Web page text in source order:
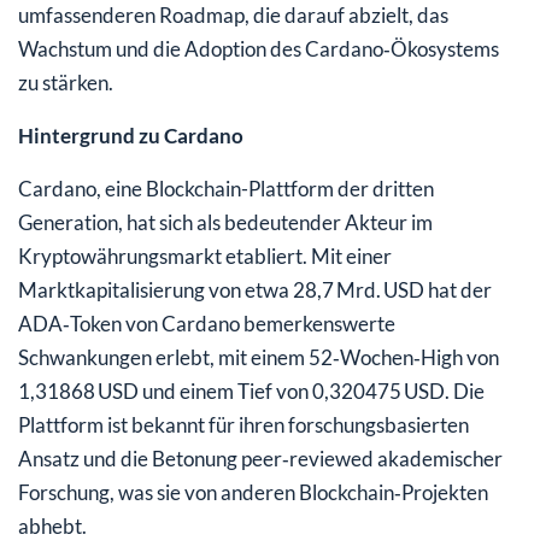
umfassenderen Roadmap, die darauf abzielt, das
Wachstum und die Adoption des Cardano‑Ökosystems
zu stärken.
Hintergrund zu Cardano
Cardano, eine Blockchain-Plattform der dritten
Generation, hat sich als bedeutender Akteur im
Kryptowährungsmarkt etabliert. Mit einer
Marktkapitalisierung von etwa 28,7 Mrd. USD hat der
ADA‑Token von Cardano bemerkenswerte
Schwankungen erlebt, mit einem 52‑Wochen‑High von
1,31868 USD und einem Tief von 0,320475 USD. Die
Plattform ist bekannt für ihren forschungsbasierten
Ansatz und die Betonung peer‑reviewed akademischer
Forschung, was sie von anderen Blockchain‑Projekten
abhebt.